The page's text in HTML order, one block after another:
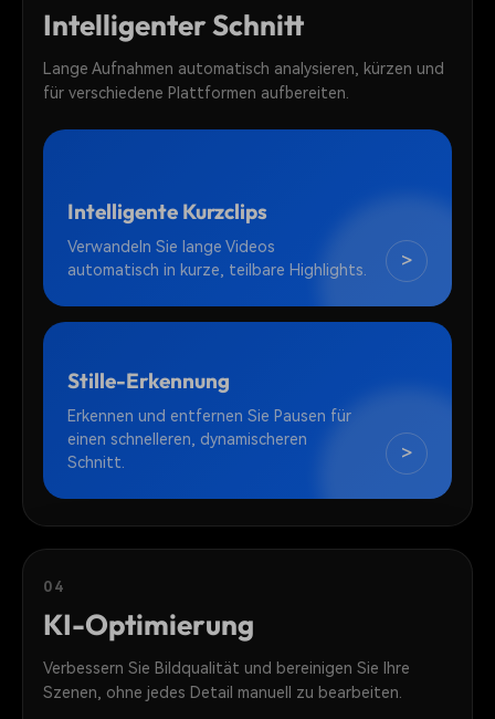
Intelligenter Schnitt
Lange Aufnahmen automatisch analysieren, kürzen und
für verschiedene Plattformen aufbereiten.
Intelligente Kurzclips
Verwandeln Sie lange Videos
automatisch in kurze, teilbare Highlights.
>
Stille-Erkennung
Erkennen und entfernen Sie Pausen für
einen schnelleren, dynamischeren
Schnitt.
>
04
KI-Optimierung
Verbessern Sie Bildqualität und bereinigen Sie Ihre
Szenen, ohne jedes Detail manuell zu bearbeiten.